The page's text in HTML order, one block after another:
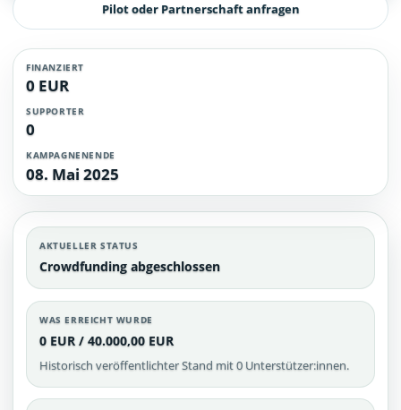
Pilot oder Partnerschaft anfragen
FINANZIERT
0 EUR
SUPPORTER
0
KAMPAGNENENDE
08. Mai 2025
AKTUELLER STATUS
Crowdfunding abgeschlossen
WAS ERREICHT WURDE
0 EUR / 40.000,00 EUR
Historisch veröffentlichter Stand mit 0 Unterstützer:innen.